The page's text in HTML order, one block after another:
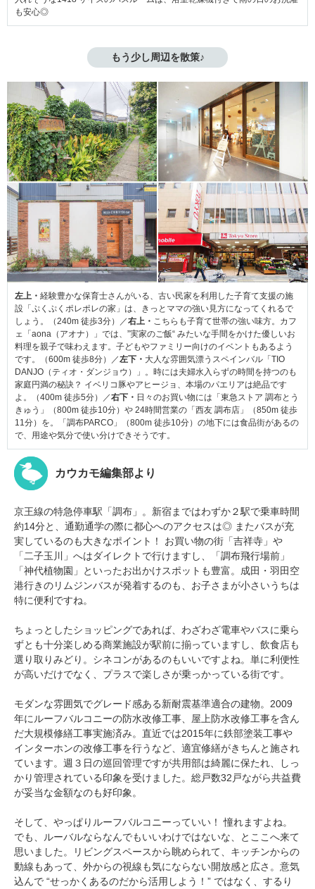
も安心◎
もう少し周辺を散策♪
左上・ 経験豊かな保育士さんがいる、古い民家を利用した子育て支援の施
設「ぷくぷくポレポレの家」は、きっとママの強い見方になってくれるで
しょう。（240m 徒歩3分）／右上・ こちらも子育て世帯の強い味方。カフ
ェ「aona（アオナ）」では、”実家のご飯“ みたいな手間をかけた優しいお
料理を親子で味わえます。子どもやファミリー向けのイベントもあるよう
です。（600m 徒歩8分）／左下・ 大人な雰囲気漂うスペインバル「TIO
DANJO（ティオ・ダンジョウ）」。時には夫婦水入らずの時間を持つのも
家庭円満の秘訣？ イベリコ豚やアヒージョ、本場のパエリアは絶品です
よ。（400m 徒歩5分）／右下・ 日々のお買い物には「東急ストア 調布とう
きゅう」（800m 徒歩10分）や 24時間営業の「西友 調布店」（850m 徒歩
11分）を。「調布PARCO」（800m 徒歩10分）の地下には食品街があるの
で、用途や気分で使い分けできそうです。
カウカモ編集部より
京王線の特急停車駅「調布」。新宿まではわずか２駅で乗車時間
約14分と、通勤通学の際に都心へのアクセスは◎ またバスが充
実しているのも大きなポイント！ お買い物の街「吉祥寺」や
「二子玉川」へはダイレクトで行けますし、「調布飛行場前」
「神代植物園」といったお出かけスポットも豊富。成田・羽田空
港行きのリムジンバスが発着するのも、お子さまが小さいうちは
特に便利ですね。
ちょっとしたショッピングであれば、わざわざ電車やバスに乗ら
ずとも十分楽しめる商業施設が駅前に揃っていますし、飲食店も
選り取りみどり。シネコンがあるのもいいですよね。単に利便性
が高いだけでなく、プラスで楽しさが乗っかっている街です。
モダンな雰囲気でグレード感ある新耐震基準適合の建物。2009
年にルーフバルコニーの防水改修工事、屋上防水改修工事を含ん
だ大規模修繕工事実施済み。直近では2015年に鉄部塗装工事や
インターホンの改修工事を行うなど、適宜修繕がきちんと施され
ています。週３日の巡回管理ですが共用部は綺麗に保たれ、しっ
かり管理されている印象を受けました。総戸数32戸ながら共益費
が妥当な金額なのも好印象。
そして、やっぱりルーフバルコニーっていい！ 憧れますよね。
でも、ルーバルならなんでもいいわけではないな、とここへ来て
思いました。リビングスペースから眺められて、キッチンからの
動線もあって、外からの視線も気にならない開放感と広さ。意気
込んで “せっかくあるのだから活用しよう！” ではなく、するり